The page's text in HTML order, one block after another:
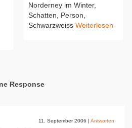
Norderney im Winter,
Schatten, Person,
Schwarzweiss Weiterlesen
Response
11. September 2006 | Antworten